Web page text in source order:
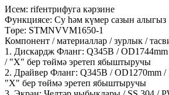
Исем: rifентрифуга кәрзине
Функциясе: Су һәм күмер сазын алыгыз
Төре: STMNVVM1650-1
Компонент / материаллар / зурлык /
1. Дискардж Фланг: Q345B /
/ "X" бер төймә эретеп ябыштыручы
2. Драйвер Фланг: Q345B / OD1270mm
"X" бер төймә эретеп ябыштыручы